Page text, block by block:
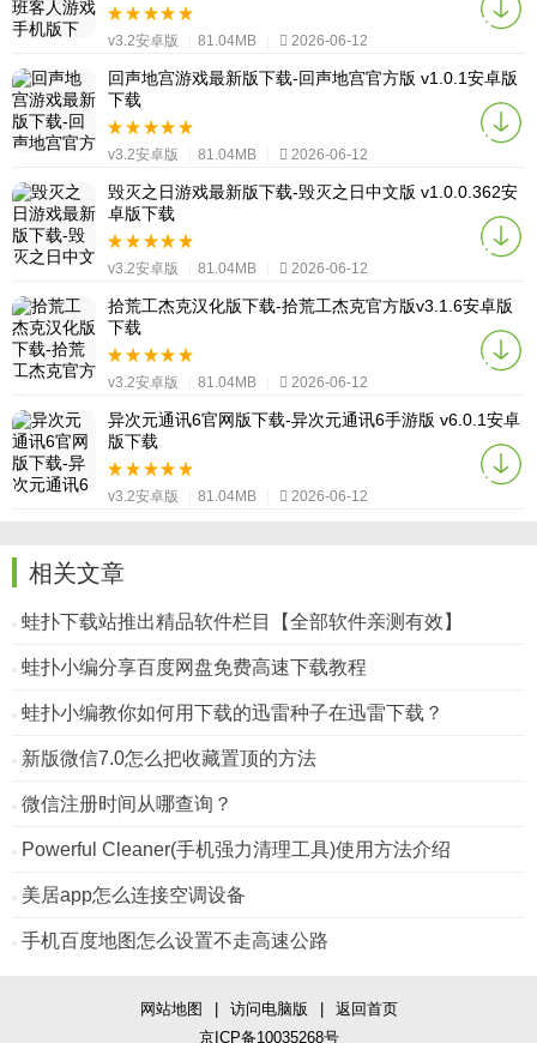
v3.2安卓版 81.04MB 2026-06-12
回声地宫游戏最新版下载-回声地宫官方版 v1.0.1安卓版
下载
v3.2安卓版 81.04MB 2026-06-12
毁灭之日游戏最新版下载-毁灭之日中文版 v1.0.0.362安
卓版下载
v3.2安卓版 81.04MB 2026-06-12
拾荒工杰克汉化版下载-拾荒工杰克官方版v3.1.6安卓版
下载
v3.2安卓版 81.04MB 2026-06-12
异次元通讯6官网版下载-异次元通讯6手游版 v6.0.1安卓
版下载
v3.2安卓版 81.04MB 2026-06-12
相关文章
蛙扑下载站推出精品软件栏目【全部软件亲测有效】
蛙扑小编分享百度网盘免费高速下载教程
蛙扑小编教你如何用下载的迅雷种子在迅雷下载？
新版微信7.0怎么把收藏置顶的方法
微信注册时间从哪查询？
Powerful Cleaner(手机强力清理工具)使用方法介绍
美居app怎么连接空调设备
手机百度地图怎么设置不走高速公路
网站地图 访问电脑版
返回首页
京ICP备10035268号